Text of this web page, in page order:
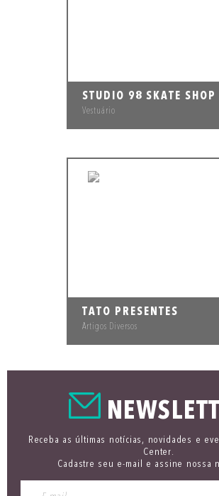
STUDIO 98 SKATE SHOP
Vestuário
TATO PRESENTES
Artigos Diversos
Receba as últimas notícias, novidades e
Center.
Cadastre seu e-mail e assine nossa